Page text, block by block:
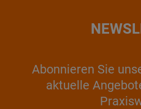
Abonnieren Sie
aktuelle